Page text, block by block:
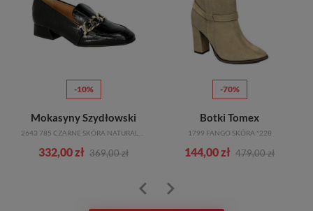
-10%
Mokasyny Szydłowski
332,00 zł 369,00 zł
-70%
Botki Tomex
1799 FANGO SKÓRA *228
144,00 zł 479,00 zł